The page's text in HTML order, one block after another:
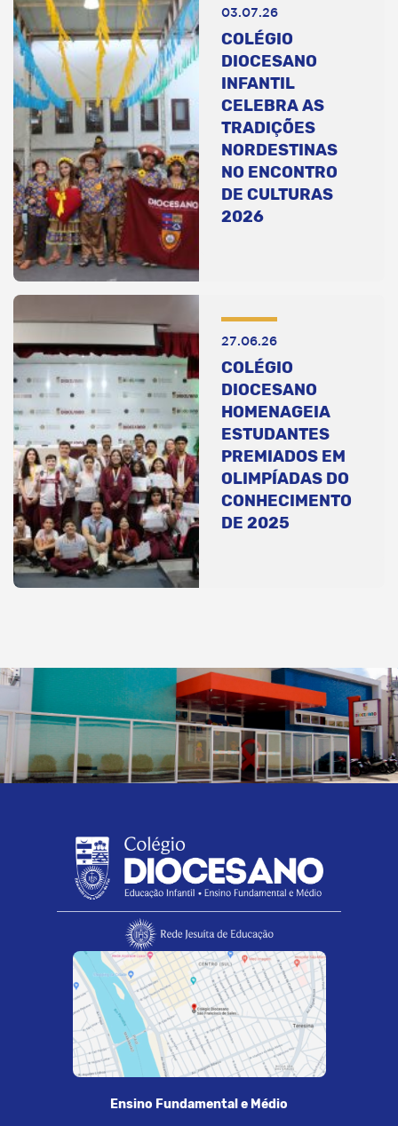
03.07.26
COLÉGIO
DIOCESANO
INFANTIL
CELEBRA AS
TRADIÇÕES
NORDESTINAS
NO ENCONTRO
DE CULTURAS
2026
27.06.26
COLÉGIO
DIOCESANO
HOMENAGEIA
ESTUDANTES
PREMIADOS EM
OLIMPÍADAS DO
CONHECIMENTO
DE 2025
Ensino Fundamental e Médio